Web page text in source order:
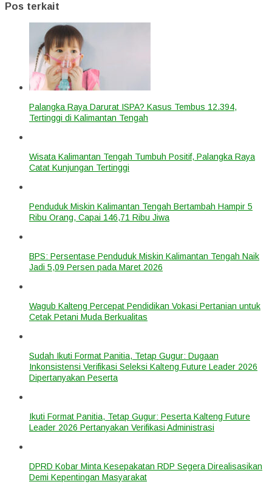
Pos terkait
Palangka Raya Darurat ISPA? Kasus Tembus 12.394,
Tertinggi di Kalimantan Tengah
Wisata Kalimantan Tengah Tumbuh Positif, Palangka Raya
Catat Kunjungan Tertinggi
Penduduk Miskin Kalimantan Tengah Bertambah Hampir 5
Ribu Orang, Capai 146,71 Ribu Jiwa
BPS: Persentase Penduduk Miskin Kalimantan Tengah Naik
Jadi 5,09 Persen pada Maret 2026
Wagub Kalteng Percepat Pendidikan Vokasi Pertanian untuk
Cetak Petani Muda Berkualitas
Sudah Ikuti Format Panitia, Tetap Gugur: Dugaan
Inkonsistensi Verifikasi Seleksi Kalteng Future Leader 2026
Dipertanyakan Peserta
Ikuti Format Panitia, Tetap Gugur: Peserta Kalteng Future
Leader 2026 Pertanyakan Verifikasi Administrasi
DPRD Kobar Minta Kesepakatan RDP Segera Direalisasikan
Demi Kepentingan Masyarakat